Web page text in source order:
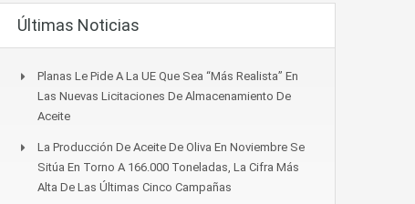
Últimas Noticias
Planas Le Pide A La UE Que Sea “más Realista” En
Las Nuevas Licitaciones De Almacenamiento De
Aceite
La Producción De Aceite De Oliva En Noviembre Se
Sitúa En Torno A 166.000 Toneladas, La Cifra Más
Alta De Las Últimas Cinco Campañas